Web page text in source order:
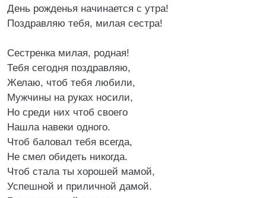
День рожденья начинается с утра!
Поздравляю тебя, милая сестра!
Сестренка милая, родная!
Тебя сегодня поздравляю,
Желаю, чтоб тебя любили,
Мужчины на руках носили,
Но среди них чтоб своего
Нашла навеки одного.
Чтоб баловал тебя всегда,
Не смел обидеть никогда.
Чтоб стала ты хорошей мамой,
Успешной и приличной дамой.